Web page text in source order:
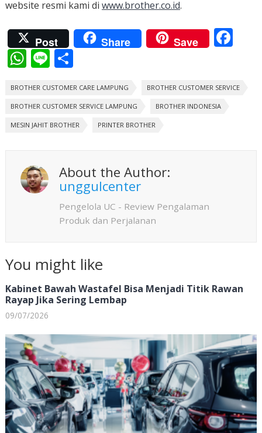
website resmi kami di www.brother.co.id.
Post Share Save F
b
W
at
s
A
p
Li
e
S
ar
e
BROTHER CUSTOMER CARE LAMPUNG BROTHER CUSTOMER SERVICE
BROTHER CUSTOMER SERVICE LAMPUNG BROTHER INDONESIA
MESIN JAHIT BROTHER PRINTER BROTHER
About the Author:
unggulcenter
Pengelola UC - Review Pengalaman
Produk dan Perjalanan
You might like
Kabinet Bawah Wastafel Bisa Menjadi Titik Rawan
Rayap Jika Sering Lembap
09/07/2026